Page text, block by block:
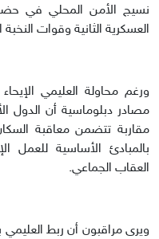
نسيج الأمن المحلي في
العسكرية الثانية وقوات
ورغم محاولة العليمي
مصادر دبلوماسية أن الدول
مقاربة تتضمن معاقبة
بالمبادئ الأساسية للعمل
العقاب الجماعي.
ويرى مراقبون أن ربط